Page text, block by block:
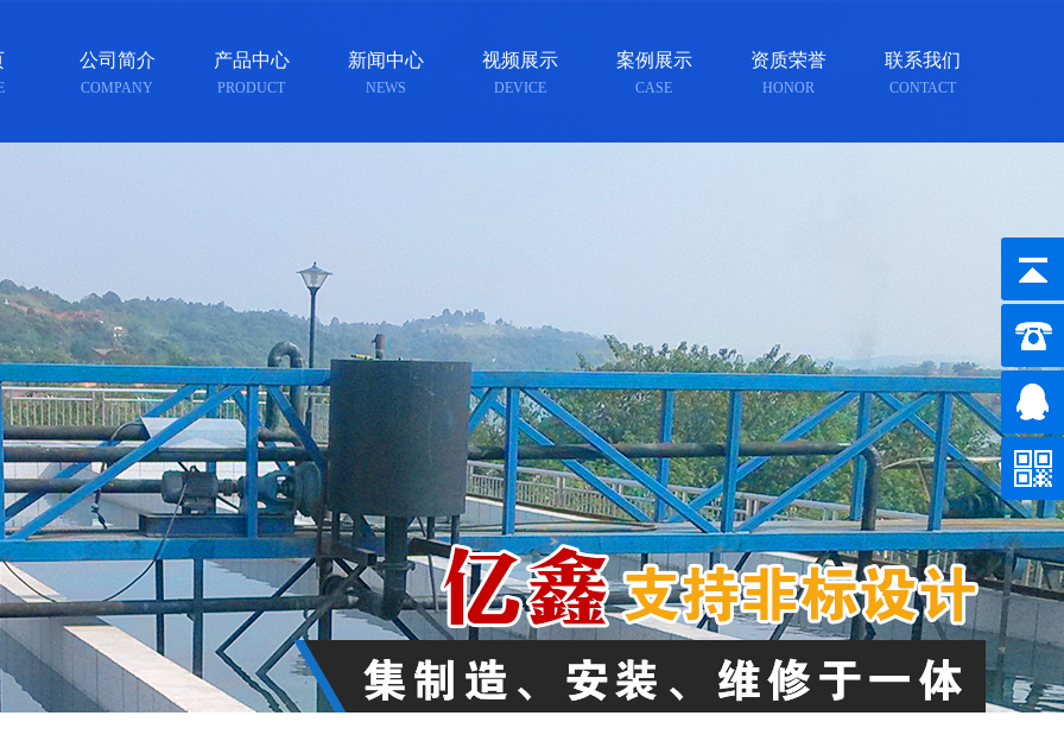
公司简介
COMPANY
产品中心
PRODUCT
新闻中心
NEWS
视频展示
DEVICE
案例展示
CASE
资质荣誉
HONOR
联系我们
CONTACT